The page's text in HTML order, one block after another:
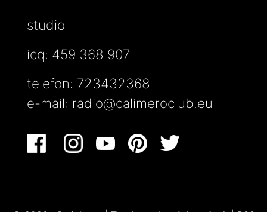
studio
icq: 459 368 907
telefon: 723432368
e-mail: radio@calimeroclub.eu